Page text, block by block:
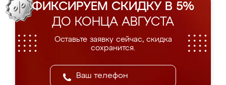
ФИКСИРУЕМ СКИДКУ В 5%
ДО КОНЦА АВГУСТА
Оставьте заявку сейчас, скидка
сохранится.